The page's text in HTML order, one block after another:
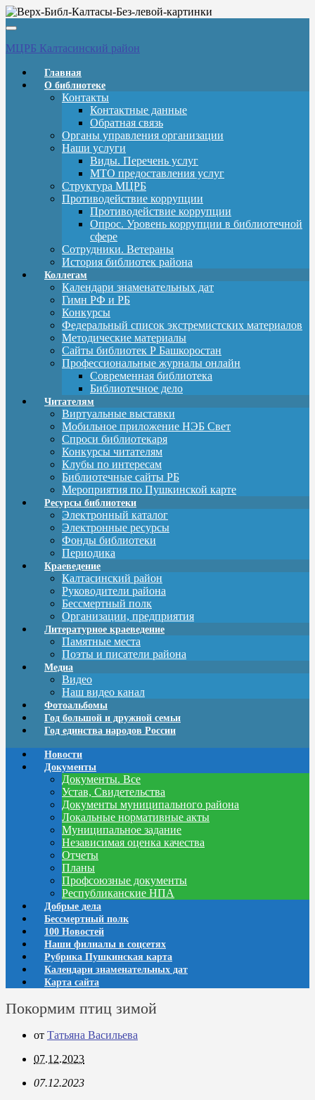
Вкл/
выкл
навигации
МЦРБ Калтасинский район
Главная
О библиотеке
Контакты
Контактные данные
Обратная связь
Органы управления организации
Наши услуги
Виды. Перечень услуг
МТО предоставления услуг
Структура МЦРБ
Противодействие коррупции
Противодействие коррупции
Опрос. Уровень коррупции в библиотечной
сфере
Сотрудники. Ветераны
История библиотек района
Коллегам
Календари знаменательных дат
Гимн РФ и РБ
Конкурсы
Федеральный список экстремистских материалов
Методические материалы
Сайты библиотек Р Башкоростан
Профессиональные журналы онлайн
Современная библиотека
Библиотечное дело
Читателям
Виртуальные выставки
Мобильное приложение НЭБ Свет
Спроси библиотекаря
Конкурсы читателям
Клубы по интересам
Библиотечные сайты РБ
Мероприятия по Пушкинской карте
Ресурсы библиотеки
Электронный каталог
Электронные ресурсы
Фонды библиотеки
Периодика
Краеведение
Калтасинский район
Руководители района
Бессмертный полк
Организации, предприятия
Литературное краеведение
Памятные места
Поэты и писатели района
Медиа
Видео
Наш видео канал
Фотоальбомы
Год большой и дружной семьи
Год единства народов России
Новости
Документы
Документы. Все
Устав, Свидетельства
Документы муниципального района
Локальные нормативные акты
Муниципальное задание
Независимая оценка качества
Отчеты
Планы
Профсоюзные документы
Республиканские НПА
Добрые дела
Бессмертный полк
100 Новостей
Наши филиалы в соцсетях
Рубрика Пушкинская карта
Календари знаменательных дат
Карта сайта
Покормим птиц зимой
от Татьяна Васильева
07.12.2023
07.12.2023